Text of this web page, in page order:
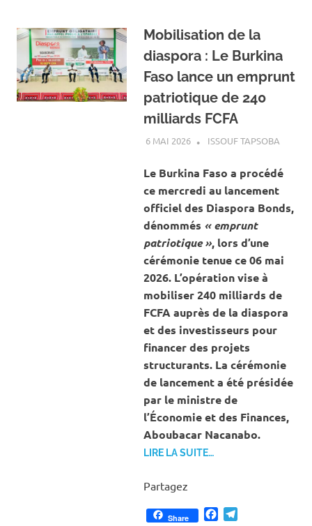
Mobilisation de la
diaspora : Le Burkina
Faso lance un emprunt
patriotique de 240
milliards FCFA
6 MAI 2026 ISSOUF TAPSOBA
Le Burkina Faso a procédé
ce mercredi au lancement
officiel des Diaspora Bonds,
dénommés « emprunt
patriotique », lors d’une
cérémonie tenue ce 06 mai
2026. L’opération vise à
mobiliser 240 milliards de
FCFA auprès de la diaspora
et des investisseurs pour
financer des projets
structurants. La cérémonie
de lancement a été présidée
par le ministre de
l’Économie et des Finances,
Aboubacar Nacanabo.
LIRE LA SUITE…
Partagez
Share Facebook